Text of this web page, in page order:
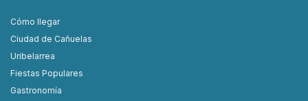
Cómo llegar
Ciudad de Cañuelas
Uribelarrea
Fiestas Populares
Gastronomía